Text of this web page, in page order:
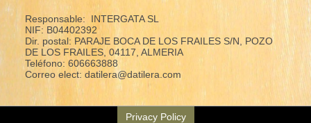
Responsable: INTERGATA SL
NIF: B04402392
Dir. postal: PARAJE BOCA DE LOS FRAILES S/N, POZO
DE LOS FRAILES, 04117, ALMERIA
Teléfono: 606663888
Correo elect: datilera@datilera.com
Privacy Policy